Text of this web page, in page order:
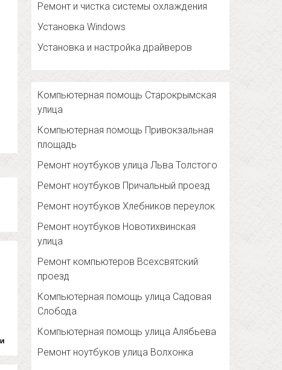
Ремонт и чистка системы охлаждения
Установка Windows
Установка и настройка драйверов
Компьютерная помощь Старокрымская
улица
Компьютерная помощь Привокзальная
площадь
Ремонт ноутбуков улица Льва Толстого
Ремонт ноутбуков Причальный проезд
Ремонт ноутбуков Хлебников переулок
Ремонт ноутбуков Новотихвинская
улица
Ремонт компьютеров Всехсвятский
проезд
Компьютерная помощь улица Садовая
Слобода
Компьютерная помощь улица Алябьева
Ремонт ноутбуков улица Волхонка